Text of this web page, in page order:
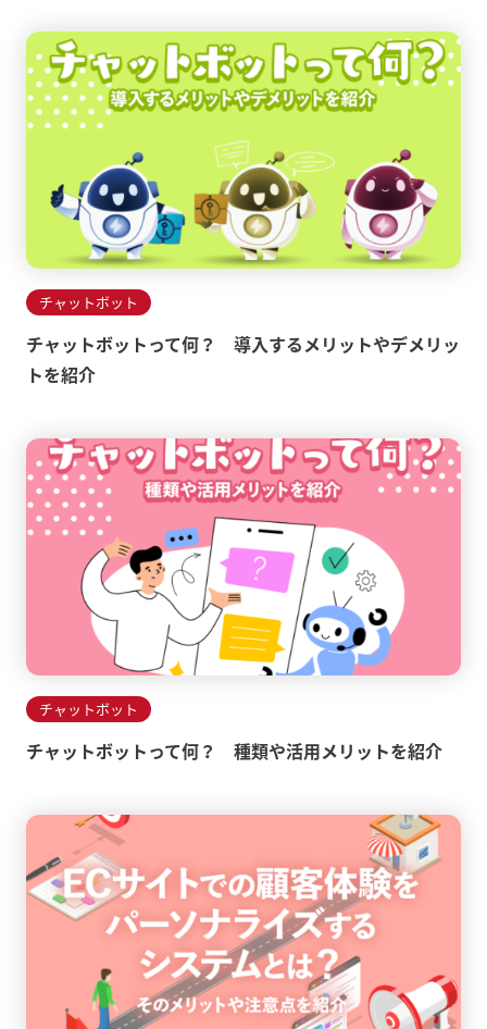
チャットボット
チャットボットって何？ 導入するメリットやデメリッ
トを紹介
チャットボット
チャットボットって何？ 種類や活用メリットを紹介